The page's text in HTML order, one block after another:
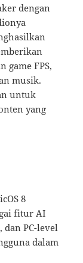
dengan
game FPS,
musik.
untuk
yang
8
fitur AI
PC-level
dalam